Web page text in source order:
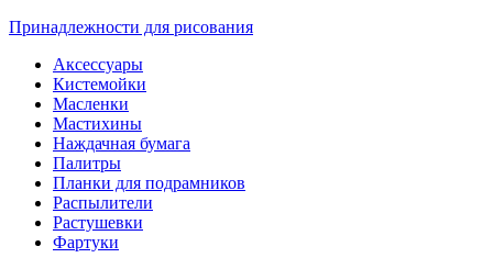
Принадлежности для рисования
Аксессуары
Кистемойки
Масленки
Мастихины
Наждачная бумага
Палитры
Планки для подрамников
Распылители
Растушевки
Фартуки